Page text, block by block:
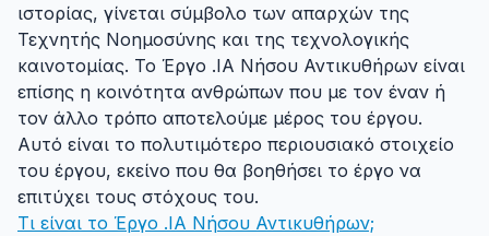
ιστορίας, γίνεται σύμβολο των απαρχών της
Τεχνητής Νοημοσύνης και της τεχνολογικής
καινοτομίας. Το Έργο .IA Νήσου Αντικυθήρων είναι
επίσης η κοινότητα ανθρώπων που με τον έναν ή
τον άλλο τρόπο αποτελούμε μέρος του έργου.
Αυτό είναι το πολυτιμότερο περιουσιακό στοιχείο
του έργου, εκείνο που θα βοηθήσει το έργο να
επιτύχει τους στόχους του.
Τι είναι το Έργο .IA Νήσου Αντικυθήρων;